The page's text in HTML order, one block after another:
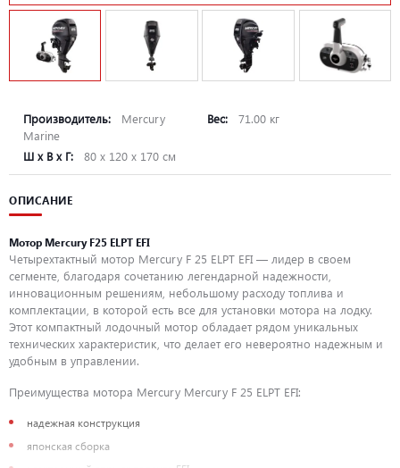
Производитель:
Mercury
Marine
Вес: 71.00 кг
Ш х В х Г: 80 х 120 х 170 см
ОПИСАНИЕ
Мотор Mercury F25 ELPT EFI
Четырехтактный мотор Mercury F 25 ELPT EFI — лидер в своем
сегменте, благодаря сочетанию легендарной надежности,
инновационным решениям, небольшому расходу топлива и
комплектации, в которой есть все для установки мотора на лодку.
Этот компактный лодочный мотор обладает рядом уникальных
технических характеристик, что делает его невероятно надежным и
удобным в управлении.
Преимущества мотора Mercury Mercury F 25 ELPT EFI:
надежная конструкция
японская сборка